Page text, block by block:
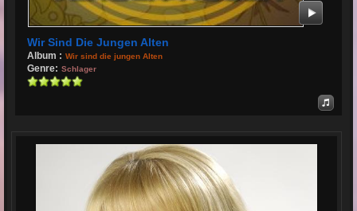
Wir Sind Die Jungen Alten
Album : Wir sind die jungen Alten
Genre: Schlager